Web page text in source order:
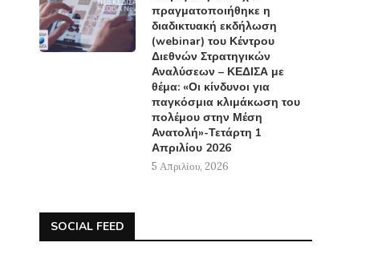
πραγματοποιήθηκε η
διαδικτυακή εκδήλωση
(webinar) του Κέντρου
Διεθνών Στρατηγικών
Αναλύσεων – ΚΕΔΙΣΑ με
θέμα: «Οι κίνδυνοι για
παγκόσμια κλιμάκωση του
πολέμου στην Μέση
Ανατολή»-Τετάρτη 1
Απριλίου 2026
5 Απριλίου, 2026
SOCIAL FEED